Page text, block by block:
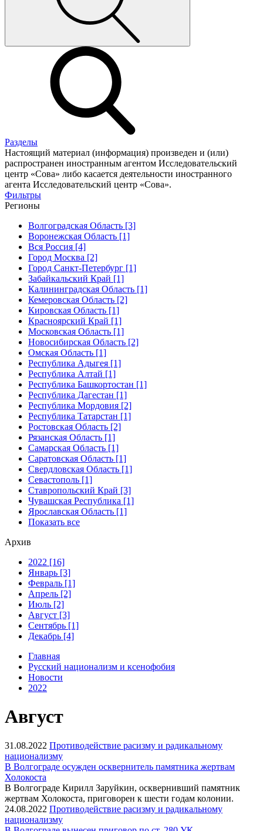
Разделы
Настоящий материал (информация) произведен и (или)
распространен иностранным агентом Исследовательский
центр «Сова» либо касается деятельности иностранного
агента Исследовательский центр «Сова».
Фильтры
Регионы
Волгоградская Область [3]
Воронежская Область [1]
Вся Россия [4]
Город Москва [2]
Город Санкт-Петербург [1]
Забайкальский Край [1]
Калининградская Область [1]
Кемеровская Область [2]
Кировская Область [1]
Красноярский Край [1]
Московская Область [1]
Новосибирская Область [2]
Омская Область [1]
Республика Адыгея [1]
Республика Алтай [1]
Республика Башкортостан [1]
Республика Дагестан [1]
Республика Мордовия [2]
Республика Татарстан [1]
Ростовская Область [2]
Рязанская Область [1]
Самарская Область [1]
Саратовская Область [1]
Свердловская Область [1]
Севастополь [1]
Ставропольский Край [3]
Чувашская Республика [1]
Ярославская Область [1]
Показать все
Архив
2022 [16]
Январь [3]
Февраль [1]
Апрель [2]
Июль [2]
Август [3]
Сентябрь [1]
Декабрь [4]
Главная
Русский национализм и ксенофобия
Новости
2022
Август
31.08.2022 Противодействие расизму и радикальному
национализму
В Волгограде осужден осквернитель памятника жертвам
Холокоста
В Волгограде Кирилл Заруйкин, осквернивший памятник
жертвам Холокоста, приговорен к шести годам колонии.
24.08.2022 Противодействие расизму и радикальному
национализму